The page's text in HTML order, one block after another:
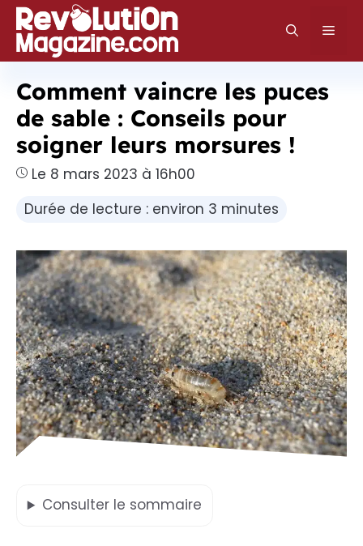
Aller
au
contenu
Comment vaincre les puces
de sable : Conseils pour
soigner leurs morsures !
Le 8 mars 2023 à 16h00
Durée de lecture : environ 3 minutes
Consulter le sommaire